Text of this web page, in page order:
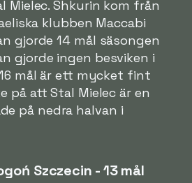
Mielec. Shkurin kom från
klubben Maccabi
gjorde 14 mål säsongen
gjorde ingen besviken i
mål är ett mycket fint
på att Stal Mielec är en
på nedra halvan i
Szczecin - 13 mål